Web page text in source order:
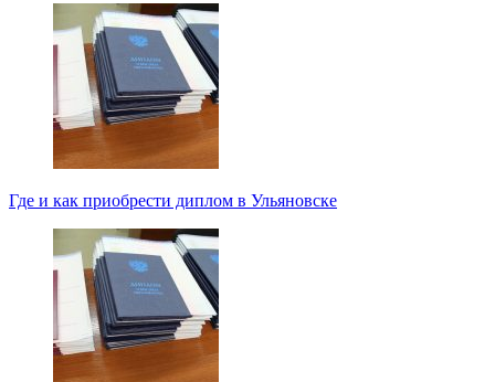
Где и как приобрести диплом в Ульяновске